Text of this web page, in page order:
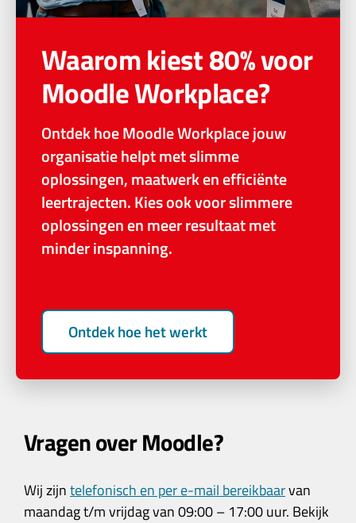
Waarom kiest 80% voor
Moodle Workplace?
Ontdek hoe Moodle Workplace jouw
organisatie helpt met slimme
oplossingen, maatwerk en efficiënte
leertrajecten. Kies ook voor slimmere
oplossingen en meer resultaat met
minder inspanning.
Ontdek hoe het werkt
Vragen over Moodle?
Wij zijntelefonisch en per e-mail bereikbaarvan
maandag t/m vrijdag van 09:00 – 17:00 uur. Bekijk